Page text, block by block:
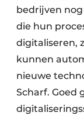
bedrijven
die hun
digitaliseren,
kunnen
nieuwe
Scharf. Goed